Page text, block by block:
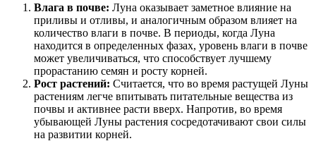
Влага в почве: Луна оказывает заметное влияние на
приливы и отливы, и аналогичным образом влияет на
количество влаги в почве. В периоды, когда Луна
находится в определенных фазах, уровень влаги в почве
может увеличиваться, что способствует лучшему
прорастанию семян и росту корней.
Рост растений: Считается, что во время растущей Луны
растениям легче впитывать питательные вещества из
почвы и активнее расти вверх. Напротив, во время
убывающей Луны растения сосредотачивают свои силы
на развитии корней.